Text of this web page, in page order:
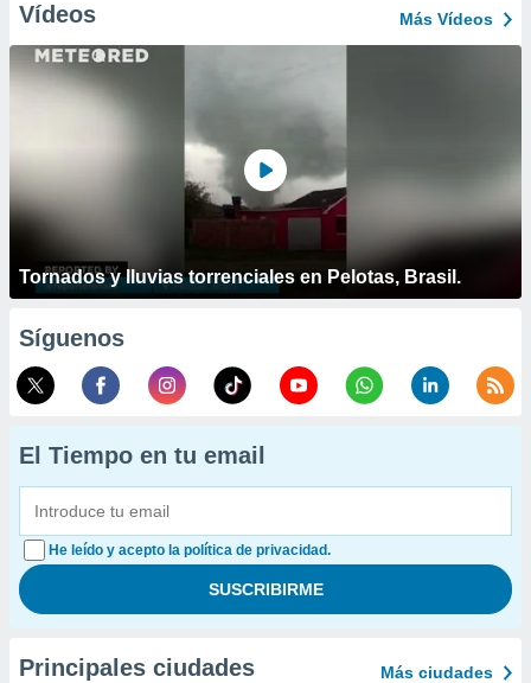
Vídeos Más Vídeos
Tornados y lluvias torrenciales en Pelotas, Brasil.
Síguenos
El Tiempo en tu email
He leído y acepto la política de privacidad.
Principales ciudades Más ciudades